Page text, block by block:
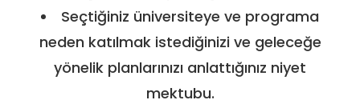
Seçtiğiniz üniversiteye ve programa
neden katılmak istediğinizi ve geleceğe
yönelik planlarınızı anlattığınız niyet
mektubu.